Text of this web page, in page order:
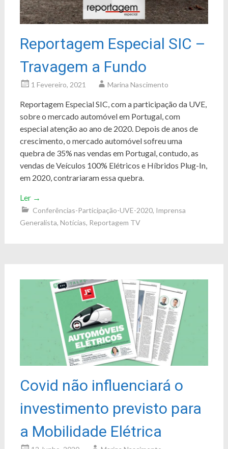
Reportagem Especial SIC –
Travagem a Fundo
1 Fevereiro, 2021 Marina Nascimento
Reportagem Especial SIC, com a participação da UVE,
sobre o mercado automóvel em Portugal, com
especial atenção ao ano de 2020. Depois de anos de
crescimento, o mercado automóvel sofreu uma
quebra de 35% nas vendas em Portugal, contudo, as
vendas de Veículos 100% Elétricos e Híbridos Plug-In,
em 2020, contrariaram essa quebra.
Ler →
Conferências-Participação-UVE-2020, Imprensa
Generalista, Notícias, Reportagem TV
Covid não influenciará o
investimento previsto para
a Mobilidade Elétrica